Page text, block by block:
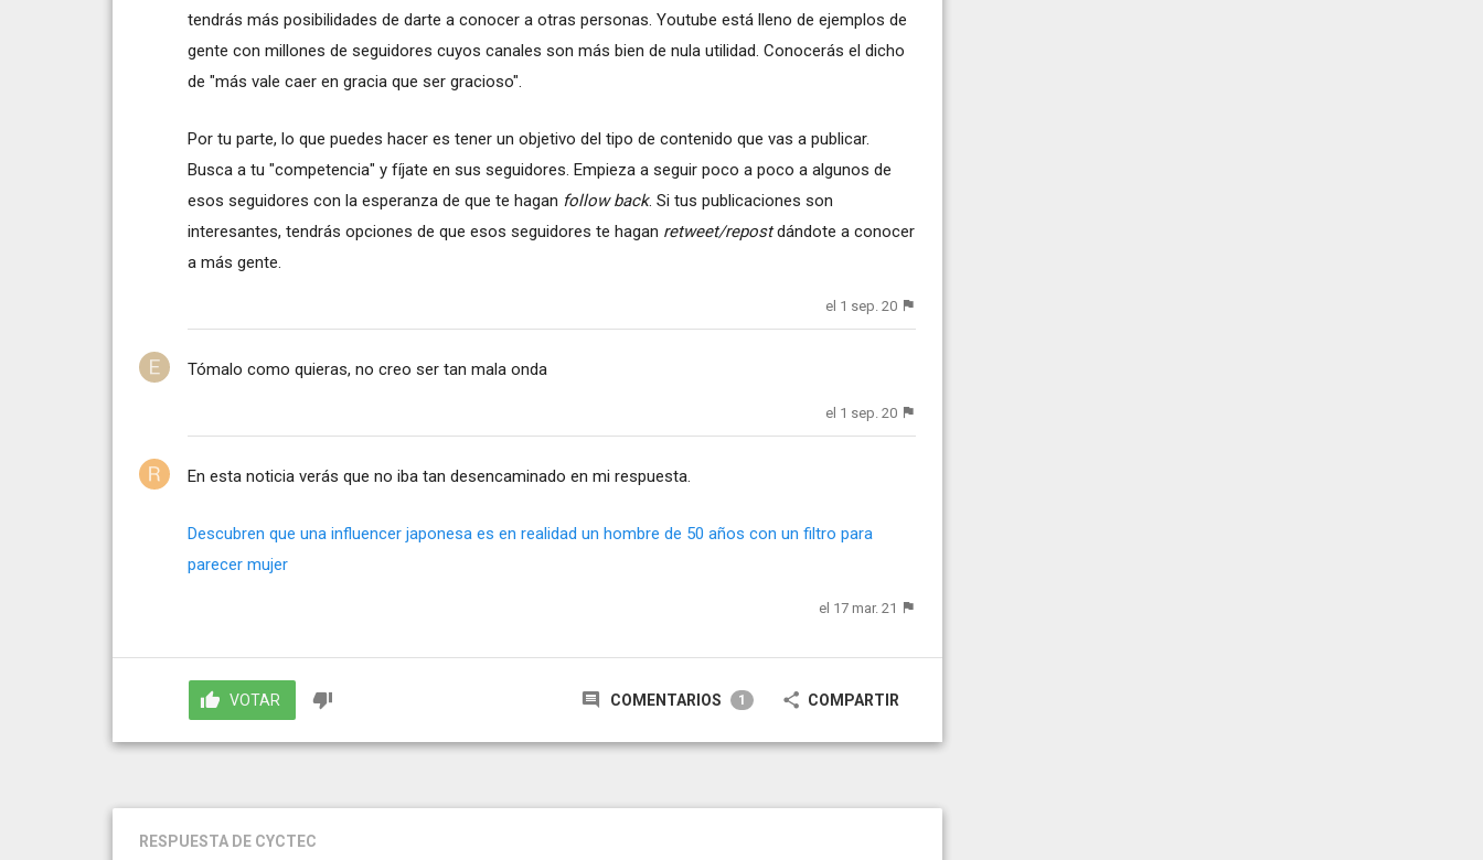
tendrás más posibilidades de darte a conocer a otras personas. Youtube está lleno de ejemplos de
gente con millones de seguidores cuyos canales son más bien de nula utilidad. Conocerás el dicho
de "más vale caer en gracia que ser gracioso".
Por tu parte, lo que puedes hacer es tener un objetivo del tipo de contenido que vas a publicar.
Busca a tu "competencia" y fíjate en sus seguidores. Empieza a seguir poco a poco a algunos de
esos seguidores con la esperanza de que te hagan follow back. Si tus publicaciones son
interesantes, tendrás opciones de que esos seguidores te hagan retweet/repostdándote a conocer
a más gente.
el 1 sep. 20
Tómalo como quieras, no creo ser tan mala onda
el 1 sep. 20
En esta noticia verás que no iba tan desencaminado en mi respuesta.
Descubren que una influencer japonesa es en realidad un hombre de 50 años con un filtro para
parecer mujer
el 17 mar. 21
VOTAR COMENTARIOS 1 COMPARTIR
RESPUESTA DE CYCTEC